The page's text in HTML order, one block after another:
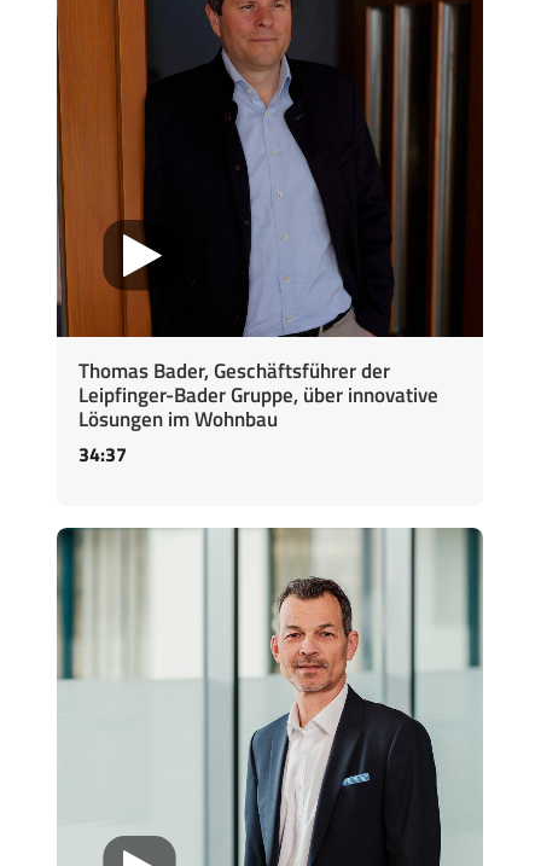
Thomas Bader, Geschäftsführer der
Leipfinger-Bader Gruppe, über innovative
Lösungen im Wohnbau
34:37